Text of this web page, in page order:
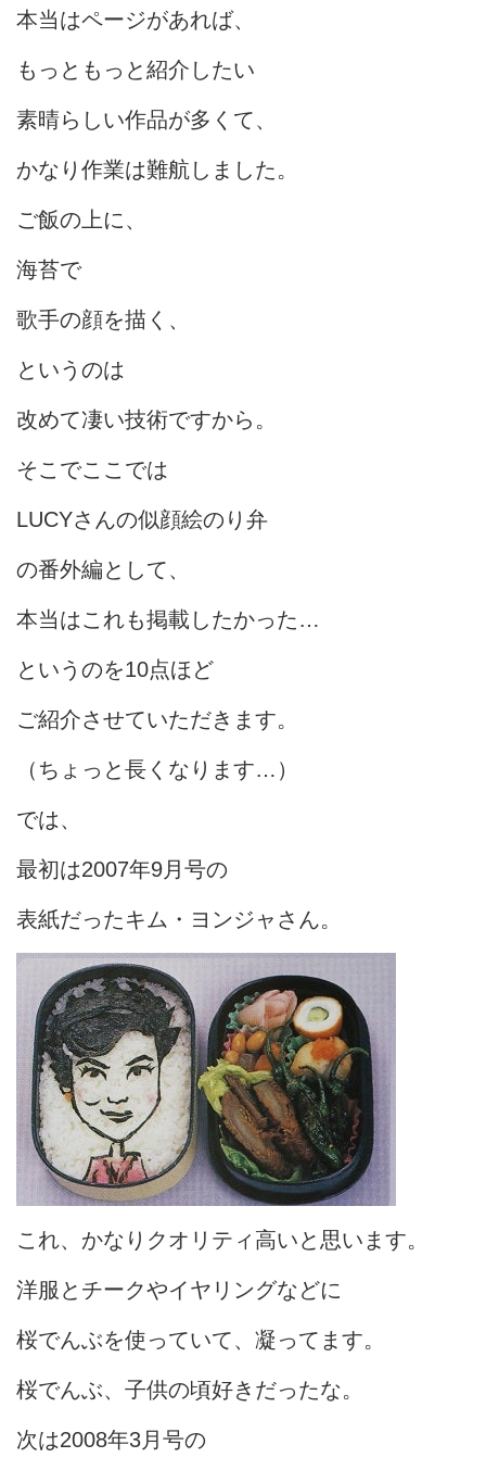
本当はページがあれば、
もっともっと紹介したい
素晴らしい作品が多くて、
かなり作業は難航しました。
ご飯の上に、
海苔で
歌手の顔を描く、
というのは
改めて凄い技術ですから。
そこでここでは
LUCYさんの似顔絵のり弁
の番外編として、
本当はこれも掲載したかった…
というのを10点ほど
ご紹介させていただきます。
（ちょっと長くなります…）
では、
最初は2007年9月号の
表紙だったキム・ヨンジャさん。
これ、かなりクオリティ高いと思います。
洋服とチークやイヤリングなどに
桜でんぶを使っていて、凝ってます。
桜でんぶ、子供の頃好きだったな。
次は2008年3月号の